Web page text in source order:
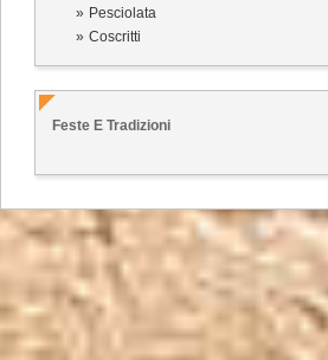
Pesciolata
Coscritti
Feste E Tradizioni